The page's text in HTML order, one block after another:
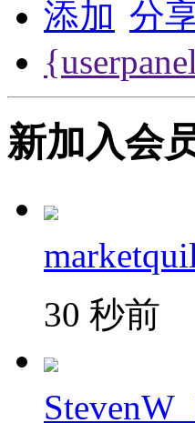
添加 分
新加入会
30 秒前